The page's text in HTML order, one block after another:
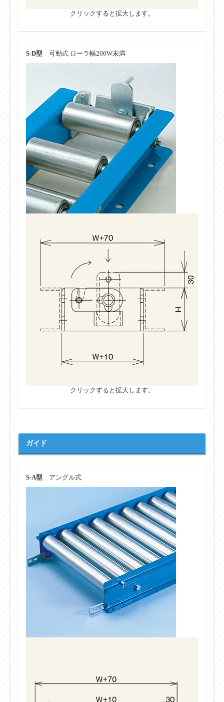
クリックすると拡大します。
S-D型 可動式 ローラ幅200W未満
クリックすると拡大します。
ガイド
S-A型 アングル式